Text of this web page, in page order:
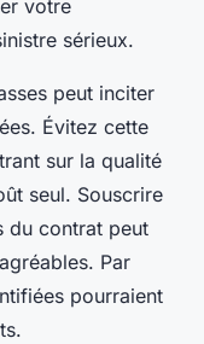
votre
sérieux.
peut inciter
Évitez cette
sur la qualité
seul. Souscrire
du contrat peut
Par
pourraient